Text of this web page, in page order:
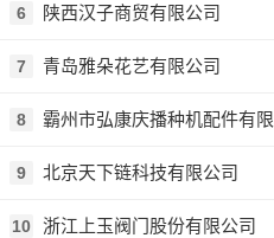
6 陕西汉子商贸有限公司
7 青岛雅朵花艺有限公司
8 霸州市弘康庆播种机配件有
9 北京天下链科技有限公司
10 浙江上玉阀门股份有限公司